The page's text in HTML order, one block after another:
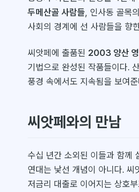
두메산골 사람들 , 인사동 골목
사회의 경계에 선 사람들을 향
씨앗페에 출품된 2003 양산
기법으로 완성된 작품들이다.
풍경 속에서도 지속됨을 보여
씨앗페와의 만남
수십 년간 소외된 이들과 함께
연대는 낯선 개념이 아니다. 씨
저금리 대출로 이어지는 상호